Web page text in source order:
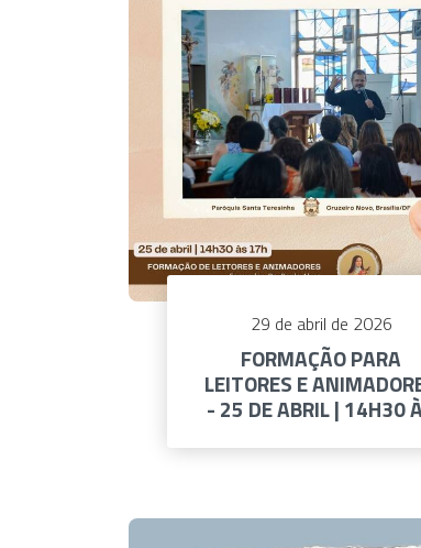
29 de abril de 2026
FORMAÇÃO PARA
LEITORES E
- 25 DE ABRIL | 14H30